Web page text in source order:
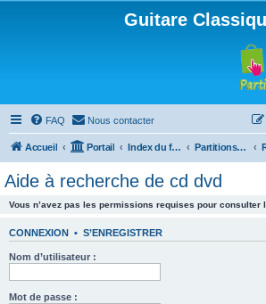
Guitare
FAQ Nous contacter
Accueil Portail Index du forum Partitions pour guitare en libre téléchargement
Aide à recherche de cd dvd
Vous n’avez pas les permissions requises pour consulter
CONNEXION • S’ENREGISTRER
Nom d’utilisateur :
Mot de passe :